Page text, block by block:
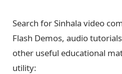
Search for Sinhala video
Flash Demos, audio
other useful educational
utility: